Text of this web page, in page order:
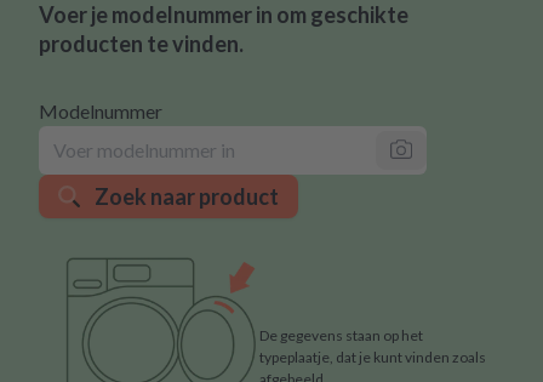
Voer je modelnummer in om geschikte
producten te vinden.
Modelnummer
Zoek naar product
De gegevens staan op het
typeplaatje, dat je kunt vinden zoals